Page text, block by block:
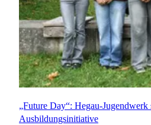
„Future Day“: Hegau-Jugendwerk
Ausbildungsinitiative